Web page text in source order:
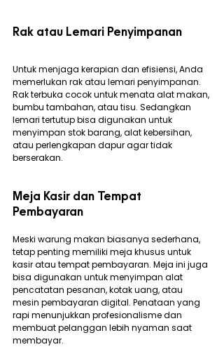
Rak atau Lemari Penyimpanan
Untuk menjaga kerapian dan efisiensi, Anda
memerlukan rak atau lemari penyimpanan.
Rak terbuka cocok untuk menata alat makan,
bumbu tambahan, atau tisu. Sedangkan
lemari tertutup bisa digunakan untuk
menyimpan stok barang, alat kebersihan,
atau perlengkapan dapur agar tidak
berserakan.
Meja Kasir dan Tempat
Pembayaran
Meski warung makan biasanya sederhana,
tetap penting memiliki meja khusus untuk
kasir atau tempat pembayaran. Meja ini juga
bisa digunakan untuk menyimpan alat
pencatatan pesanan, kotak uang, atau
mesin pembayaran digital. Penataan yang
rapi menunjukkan profesionalisme dan
membuat pelanggan lebih nyaman saat
membayar.